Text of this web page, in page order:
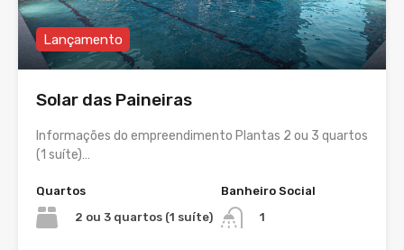
Lançamento
Solar das Paineiras
Informações do empreendimento Plantas 2 ou 3 quartos
(1 suíte)…
Quartos
2 ou 3 quartos (1 suíte)
Banheiro Social
1